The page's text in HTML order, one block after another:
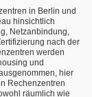
in Berlin und
hinsichtlich
Netzanbindung,
nach der
werden
und
hier
Rechenzentren
räumlich wie